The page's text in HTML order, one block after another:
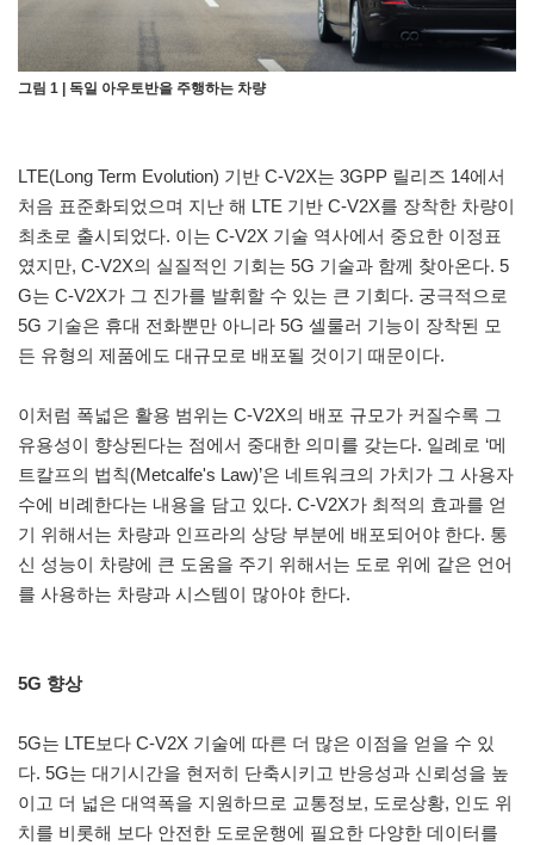
그림 1 | 독일 아우토반을 주행하는 차량
LTE(Long Term Evolution) 기반 C-V2X는 3GPP 릴리즈 14에서
처음 표준화되었으며 지난 해 LTE 기반 C-V2X를 장착한 차량이
최초로 출시되었다. 이는 C-V2X 기술 역사에서 중요한 이정표
였지만, C-V2X의 실질적인 기회는 5G 기술과 함께 찾아온다. 5
G는 C-V2X가 그 진가를 발휘할 수 있는 큰 기회다. 궁극적으로
5G 기술은 휴대 전화뿐만 아니라 5G 셀룰러 기능이 장착된 모
든 유형의 제품에도 대규모로 배포될 것이기 때문이다.
이처럼 폭넓은 활용 범위는 C-V2X의 배포 규모가 커질수록 그
유용성이 향상된다는 점에서 중대한 의미를 갖는다. 일례로 ‘메
트칼프의 법칙(Metcalfe's Law)’은 네트워크의 가치가 그 사용자
수에 비례한다는 내용을 담고 있다. C-V2X가 최적의 효과를 얻
기 위해서는 차량과 인프라의 상당 부분에 배포되어야 한다. 통
신 성능이 차량에 큰 도움을 주기 위해서는 도로 위에 같은 언어
를 사용하는 차량과 시스템이 많아야 한다.
5G 향상
5G는 LTE보다 C-V2X 기술에 따른 더 많은 이점을 얻을 수 있
다. 5G는 대기시간을 현저히 단축시키고 반응성과 신뢰성을 높
이고 더 넓은 대역폭을 지원하므로 교통정보, 도로상황, 인도 위
치를 비롯해 보다 안전한 도로운행에 필요한 다양한 데이터를